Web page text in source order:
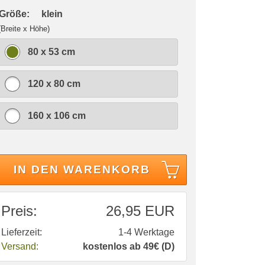
klein
x Höhe)
80 x 53 cm
120 x 80 cm
160 x 106 cm
IN DEN WARENKORB
Preis: 26,95 EUR
Lieferzeit:
1-4 Werktage
Versand:
kostenlos ab 49€ (D)